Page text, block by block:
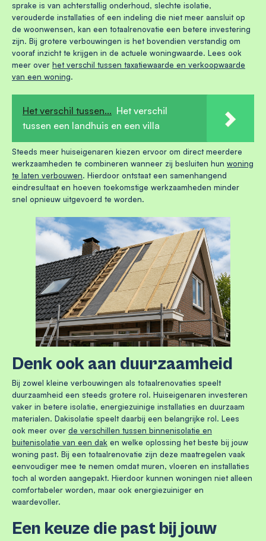
sprake is van achterstallig onderhoud, slechte isolatie,
verouderde installaties of een indeling die niet meer aansluit op
de woonwensen, kan een totaalrenovatie een betere investering
zijn. Bij grotere verbouwingen is het bovendien verstandig om
vooraf inzicht te krijgen in de actuele woningwaarde. Lees ook
meer over het verschil tussen taxatiewaarde en verkoopwaarde
van een woning.
Het verschil tussen... Het verschil
tussen een landhuis en een villa
Steeds meer huiseigenaren kiezen ervoor om direct meerdere
werkzaamheden te combineren wanneer zij besluiten hun woning
te laten verbouwen. Hierdoor ontstaat een samenhangend
eindresultaat en hoeven toekomstige werkzaamheden minder
snel opnieuw uitgevoerd te worden.
Denk ook aan duurzaamheid
Bij zowel kleine verbouwingen als totaalrenovaties speelt
duurzaamheid een steeds grotere rol. Huiseigenaren investeren
vaker in betere isolatie, energiezuinige installaties en duurzaam
materialen. Dakisolatie speelt daarbij een belangrijke rol. Lees
ook meer over de verschillen tussen binnenisolatie en
buitenisolatie van een dak en welke oplossing het beste bij jouw
woning past. Bij een totaalrenovatie zijn deze maatregelen vaak
eenvoudiger mee te nemen omdat muren, vloeren en installaties
toch al worden aangepakt. Hierdoor kunnen woningen niet alleen
comfortabeler worden, maar ook energiezuiniger en
waardevoller.
Een keuze die past bij jouw